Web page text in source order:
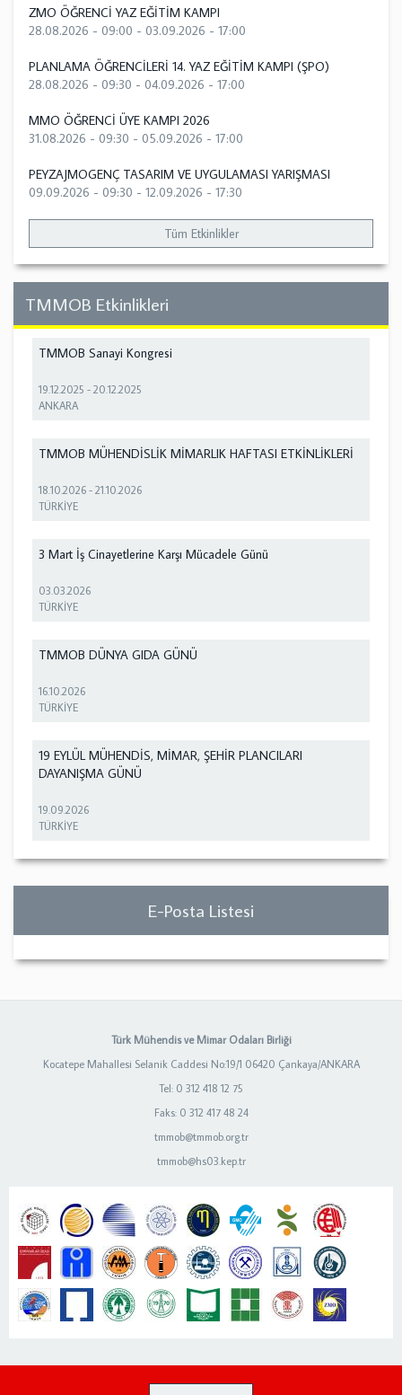
ZMO ÖĞRENCİ YAZ EĞİTİM KAMPI
28.08.2026 - 09:00 - 03.09.2026 - 17:00
PLANLAMA ÖĞRENCİLERİ 14. YAZ EĞİTİM KAMPI (ŞPO)
28.08.2026 - 09:30 - 04.09.2026 - 17:00
MMO ÖĞRENCİ ÜYE KAMPI 2026
31.08.2026 - 09:30 - 05.09.2026 - 17:00
PEYZAJMOGENÇ TASARIM VE UYGULAMASI YARIŞMASI
09.09.2026 - 09:30 - 12.09.2026 - 17:30
Tüm Etkinlikler
TMMOB Etkinlikleri
TMMOB Sanayi Kongresi
19.12.2025 -20.12.2025
ANKARA
TMMOB MÜHENDİSLİK MİMARLIK HAFTASI ETKİNLİKLERİ
18.10.2026 -21.10.2026
TÜRKİYE
3 Mart İş Cinayetlerine Karşı Mücadele Günü
03.03.2026
TÜRKİYE
TMMOB DÜNYA GIDA GÜNÜ
16.10.2026
TÜRKİYE
19 EYLÜL MÜHENDİS, MİMAR, ŞEHİR PLANCILARI
DAYANIŞMA GÜNÜ
19.09.2026
TÜRKİYE
E-Posta Listesi
Türk Mühendis ve Mimar Odaları Birliği
Kocatepe Mahallesi Selanik Caddesi No:19/1 06420 Çankaya/ANKARA
Tel: 0 312 418 12 75
Faks: 0 312 417 48 24
tmmob@tmmob.org.tr
tmmob@hs03.kep.tr